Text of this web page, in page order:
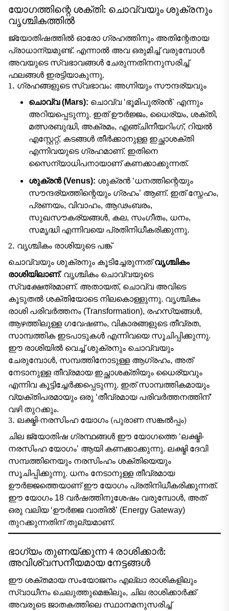
യോഗത്തിന്റെ ശക്തി: ചൊവ്വയും ശുക്രനും
വൃശ്ചികത്തിൽ
ജ്യോതിഷത്തിൽ ഓരോ ഗ്രഹത്തിനും അതിന്റേതായ
പ്രാധാന്യമുണ്ട്. എന്നാൽ അവ ഒരുമിച്ച് വരുമ്പോൾ
അവയുടെ സ്വഭാവങ്ങൾ ചേരുന്നതിനനുസരിച്ച്
ഫലങ്ങൾ ഇരട്ടിയാകുന്നു.
1. ഗ്രഹങ്ങളുടെ സ്വഭാവം: അഗ്നിയും സൗന്ദര്യവും
ചൊവ്വ (Mars): ചൊവ്വ ‘ഭൂമിപുത്രൻ’ എന്നും
അറിയപ്പെടുന്നു. ഇത് ഊർജ്ജം, ധൈര്യം, ശക്തി,
മത്സരബുദ്ധി, അക്രമം, എഞ്ചിനീയറിംഗ്, റിയൽ
എസ്റ്റേറ്റ്, കടങ്ങൾ തീർക്കാനുള്ള ഇച്ഛാശക്തി
എന്നിവയുടെ ഗ്രഹമാണ്. ഇതിനെ
സൈന്യാധിപനായാണ് കണക്കാക്കുന്നത്.
ശുക്രൻ (Venus): ശുക്രൻ ‘ധനത്തിന്റെയും
സൗന്ദര്യത്തിന്റെയും ഗ്രഹം’ ആണ്. ഇത് സ്നേഹം,
പ്രണയം, വിവാഹം, ആഢംബരം,
സുഖസൗകര്യങ്ങൾ, കല, സംഗീതം, ധനം,
സമൃദ്ധി എന്നിവയെ പ്രതിനിധീകരിക്കുന്നു.
2. വൃശ്ചികം രാശിയുടെ പങ്ക്
ചൊവ്വയും ശുക്രനും കൂടിച്ചേരുന്നത്വൃശ്ചികം
രാശിയിലാണ്. വൃശ്ചികം ചൊവ്വയുടെ
സ്വക്ഷേത്രമാണ്. അതായത്, ചൊവ്വ അവിടെ
കൂടുതൽ ശക്തിയോടെ നിലകൊള്ളുന്നു. വൃശ്ചികം
രാശി പരിവർത്തനം (Transformation), രഹസ്യങ്ങൾ,
ആഴത്തിലുള്ള ഗവേഷണം, വികാരങ്ങളുടെ തീവ്രത,
സാമ്പത്തിക ഇടപാടുകൾ എന്നിവയെ സൂചിപ്പിക്കുന്നു.
ഈ രാശിയിൽ വെച്ച് ശുക്രനും ചൊവ്വയും
ചേരുമ്പോൾ, സമ്പത്തിനോടുള്ള ആഗ്രഹം, അത്
നേടാനുള്ള തീവ്രമായ ഇച്ഛാശക്തിയും ധൈര്യവും
എന്നിവ കൂട്ടിച്ചേർക്കപ്പെടുന്നു. ഇത് സാമ്പത്തികമായും
വ്യക്തിപരമായും ഒരു ‘തീവ്രമായ പരിവർത്തനത്തിന്’
വഴി തുറക്കും.
3. ലക്ഷ്മി-നരസിംഹ യോഗം (പുരാണ സങ്കൽപ്പം)
ചില ജ്യോതിഷ ഗ്രന്ഥങ്ങൾ ഈ യോഗത്തെ ‘ലക്ഷ്മി-
നരസിംഹ യോഗം’ ആയി കണക്കാക്കുന്നു. ലക്ഷ്മി ദേവി
സമ്പത്തിനെയും നരസിംഹം ശക്തിയെയും
സൂചിപ്പിക്കുന്നു. ധനം നേടാനുള്ള തീവ്രമായ
ഊർജ്ജത്തെയാണ് ഈ യോഗം പ്രതിനിധീകരിക്കുന്നത്.
ഈ യോഗം 18 വർഷത്തിനുശേഷം വരുമ്പോൾ, അത്
ഒരു വലിയ ‘ഊർജ്ജ വാതിൽ’ (Energy Gateway)
തുറക്കുന്നതിന് തുല്യമാണ്.
ഭാഗ്യം തുണയ്ക്കുന്ന 4 രാശിക്കാർ:
അവിശ്വസനീയമായ നേട്ടങ്ങൾ
ഈ ശക്തമായ സംയോജനം എല്ലാ രാശികളിലും
സ്വാധീനം ചെലുത്തുമെങ്കിലും, ചില രാശിക്കാർക്ക്
അവരുടെ ജാതകത്തിലെ സ്ഥാനമനുസരിച്ച്